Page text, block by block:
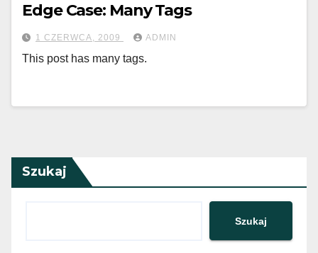
Edge Case: Many Tags
1 CZERWCA, 2009 ADMIN
This post has many tags.
Szukaj
Szukaj